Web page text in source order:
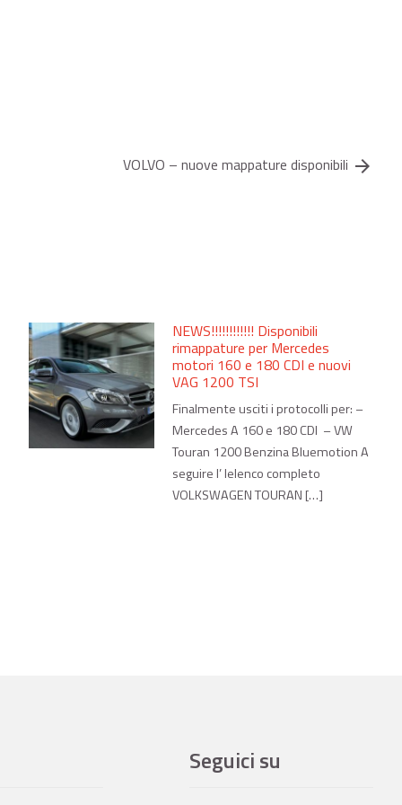
VOLVO – nuove mappature disponibili arrow_forward
NEWS!!!!!!!!!!!! Disponibili
rimappature per Mercedes
motori 160 e 180 CDI e nuovi
VAG 1200 TSI
Finalmente usciti i protocolli per: –
Mercedes A 160 e 180 CDI – VW
Touran 1200 Benzina Bluemotion A
seguire l’ lelenco completo
VOLKSWAGEN TOURAN […]
Seguici su